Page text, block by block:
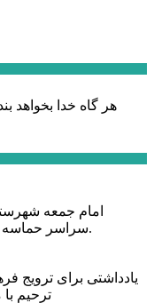
هر گاه خدا بخواهد
امام جمعه
سراسر حماسه خونخواهی و مرگ بر آمریکا و اسرائیل بود.
یادداشتی برای ترویج
ترحیم